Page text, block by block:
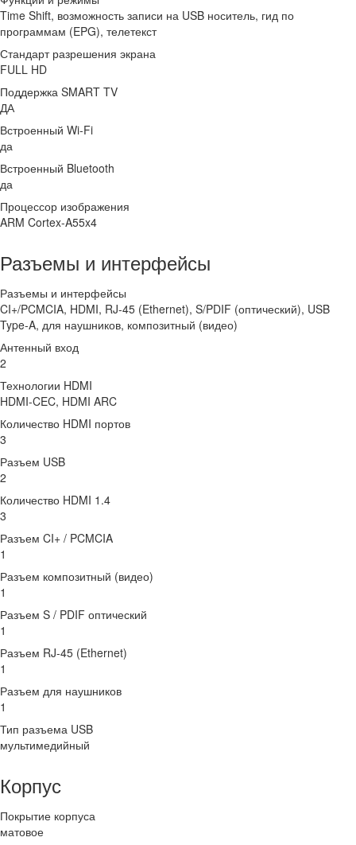
Time Shift, возможность записи на USB носитель, гид по
программам (EPG), телетекст
Стандарт разрешения экрана
FULL HD
Поддержка SMART TV
ДА
Встроенный Wi-Fi
да
Встроенный Bluetooth
да
Процессор изображения
ARM Cortex-A55x4
Разъемы и интерфейсы
Разъемы и интерфейсы
CI+/PCMCIA, HDMI, RJ-45 (Ethernet), S/PDIF (оптический), USB
Type-A, для наушников, композитный (видео)
Антенный вход
2
Технологии HDMI
HDMI-CEC, HDMI ARC
Количество HDMI портов
3
Разъем USB
2
Количество HDMI 1.4
3
Разъем CI+ / PCMCIA
1
Разъем композитный (видео)
1
Разъем S / PDIF оптический
1
Разъем RJ-45 (Ethernet)
1
Разъем для наушников
1
Тип разъема USB
мультимедийный
Корпус
Покрытие корпуса
матовое